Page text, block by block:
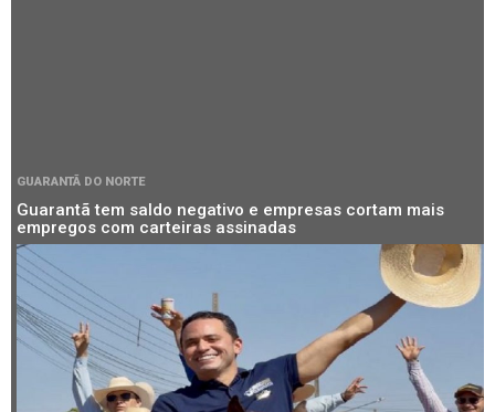
GUARANTÃ DO NORTE
Guarantã tem saldo negativo e empresas cortam mais
empregos com carteiras assinadas